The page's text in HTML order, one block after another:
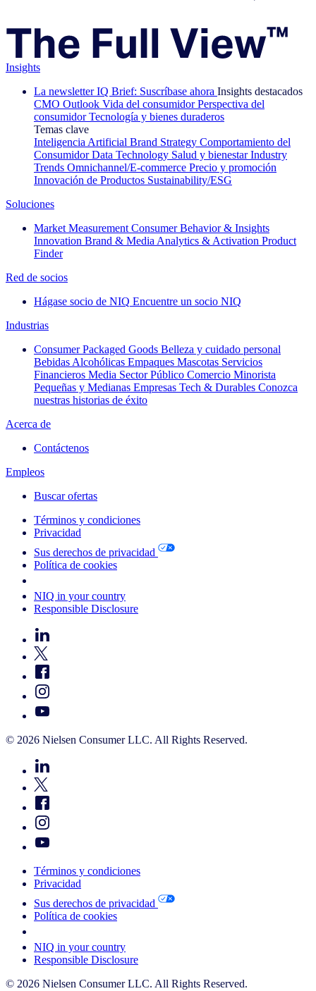
Insights
La newsletter IQ Brief: Suscríbase ahora Insights destacados
CMO Outlook Vida del consumidor Perspectiva del
consumidor Tecnología y bienes duraderos
Temas clave
Inteligencia Artificial Brand Strategy Comportamiento del
Consumidor Data Technology Salud y bienestar Industry
Trends Omnichannel/E-commerce Precio y promoción
Innovación de Productos Sustainability/ESG
Soluciones
Market Measurement Consumer Behavior & Insights
Innovation Brand & Media Analytics & Activation Product
Finder
Red de socios
Hágase socio de NIQ Encuentre un socio NIQ
Industrias
Consumer Packaged Goods Belleza y cuidado personal
Bebidas Alcohólicas Empaques Mascotas Servicios
Financieros Media Sector Público Comercio Minorista
Pequeñas y Medianas Empresas Tech & Durables Conozca
nuestras historias de éxito
Acerca de
Contáctenos
Empleos
Buscar ofertas
Términos y condiciones
Privacidad
Sus derechos de privacidad
Política de cookies
NIQ in your country
Responsible Disclosure
© 2026 Nielsen Consumer LLC. All Rights Reserved.
Términos y condiciones
Privacidad
Sus derechos de privacidad
Política de cookies
NIQ in your country
Responsible Disclosure
© 2026 Nielsen Consumer LLC. All Rights Reserved.